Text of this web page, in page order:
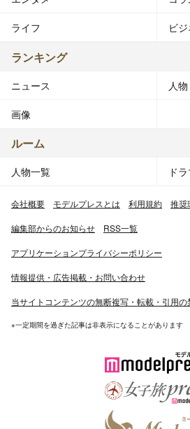
ライフ ビ
ランキング
ニュース 人物
画像
ルーム
人物一覧 ド
会社概要 モデルプレスとは 利用規約 推奨
編集部からのお知らせ RSS一覧
アプリケーションプライバシーポリシー
情報提供・広告掲載・お問い合わせ
当サイトコンテンツの無断複写・転載・引用の
※一定期間を過ぎた記事は非表示になることがあります